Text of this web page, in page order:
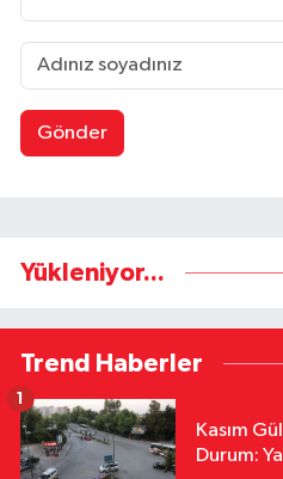
Gönder
Yükleniyor...
Trend Haberler
Kasım
Durum:
1